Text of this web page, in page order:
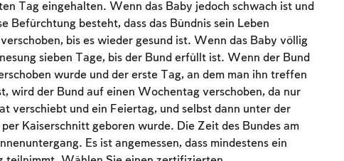
Tag eingehalten. Wenn das Baby jedoch schwach ist und
Befürchtung besteht, dass das Bündnis sein Leben
bis es wieder gesund ist. Wenn das Baby völlig
sieben Tage, bis der Bund erfüllt ist. Wenn der Bund
wurde und der erste Tag, an dem man ihn treffen
wird der Bund auf einen Wochentag verschoben, da nur
verschiebt und ein Feiertag, und selbst dann unter der
Kaiserschnitt geboren wurde. Die Zeit des Bundes am
Es ist angemessen, dass mindestens ein